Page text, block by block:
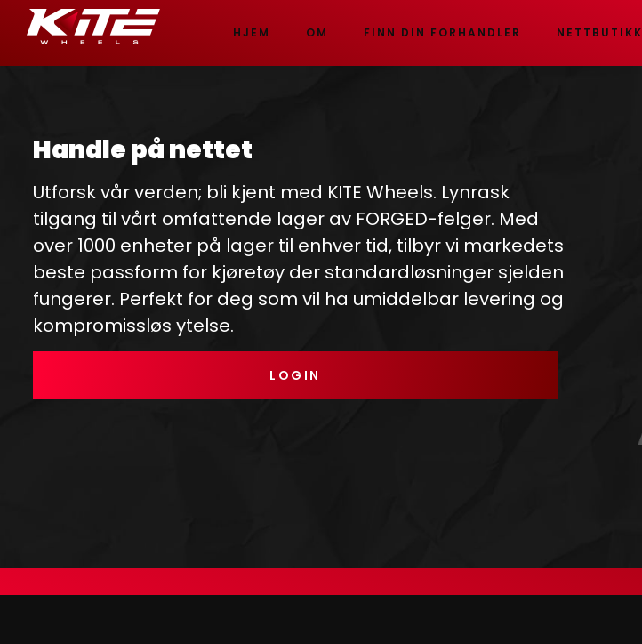
HJEM OM FINN DIN FORHANDLER NETTBUTIKK
Handle på nettet
Utforsk vår verden; bli kjent med KITE Wheels. Lynrask
tilgang til vårt omfattende lager av FORGED-felger. Med
over 1000 enheter på lager til enhver tid, tilbyr vi markedets
beste passform for kjøretøy der standardløsninger sjelden
fungerer. Perfekt for deg som vil ha umiddelbar levering og
kompromissløs ytelse.
LOGIN